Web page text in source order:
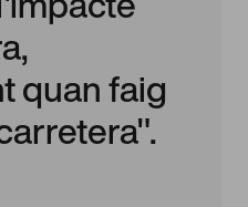
quan faig